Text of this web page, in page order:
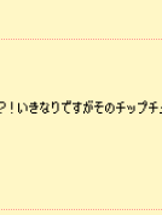
いきなりですがそのチップ